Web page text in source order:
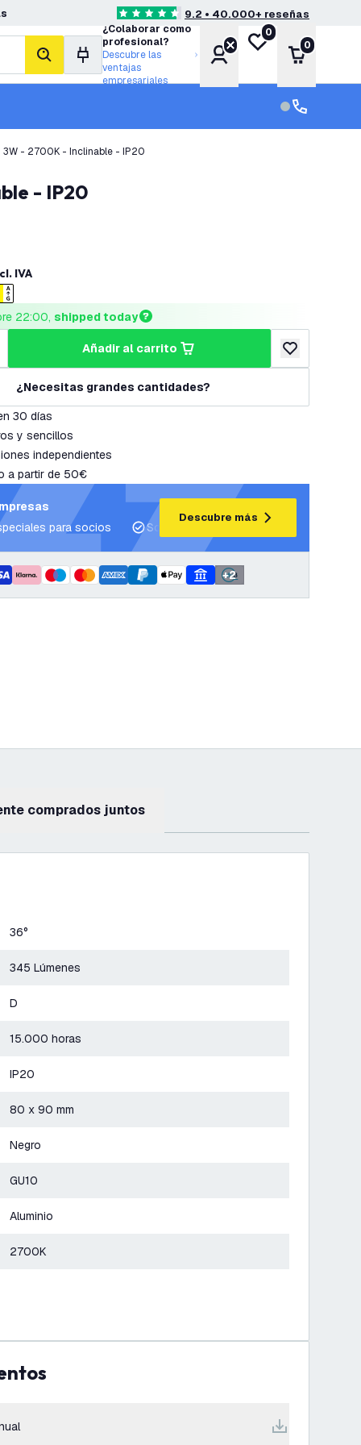
4.6 estrellas de puntuación
9.2 • 40.000+ reseñas
buscar
¿Colaborar como
profesional?
Descubre las
ventajas
empresariales
Cuenta
Mi lista de deseos
0
Carrito
0
Servicio al
Servicio al
3W - 2700K - Inclinable - IP20
- IP20
IVA
22:00, shipped today
cantidadañadir al carrito
añadir a lista
¿Necesitas grandes cantidades?
30 días
y sencillos
independientes
a partir de 50€
para socios
Soporte para proyectos y planes de
Descubre más
+2
comprados juntos
36°
345 Lúmenes
D
15.000 horas
IP20
80 x 90 mm
Negro
GU10
Aluminio
2700K